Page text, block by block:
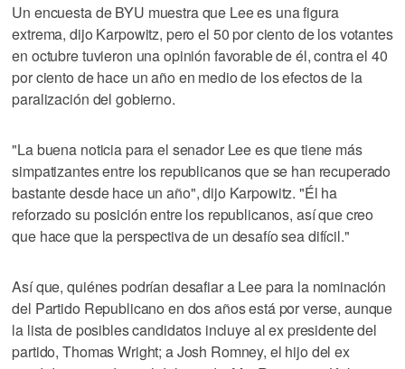
Un encuesta de BYU muestra que Lee es una figura
extrema, dijo Karpowitz, pero el 50 por ciento de los votantes
en octubre tuvieron una opinión favorable de él, contra el 40
por ciento de hace un año en medio de los efectos de la
paralización del gobierno.
"La buena noticia para el senador Lee es que tiene más
simpatizantes entre los republicanos que se han recuperado
bastante desde hace un año", dijo Karpowitz. "Él ha
reforzado su posición entre los republicanos, así que creo
que hace que la perspectiva de un desafío sea difícil."
Así que, quiénes podrían desafiar a Lee para la nominación
del Partido Republicano en dos años está por verse, aunque
la lista de posibles candidatos incluye al ex presidente del
partido, Thomas Wright; a Josh Romney, el hijo del ex